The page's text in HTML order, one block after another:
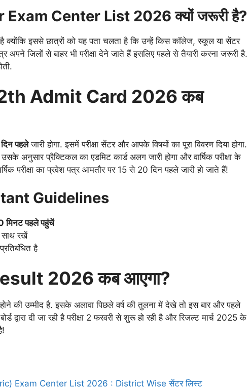
Center List 2026 क्यों जरूरी है?
इससे छात्रों को यह पता चलता है कि उन्हें किस कॉलेज, स्कूल या सेंटर
अपने जिलों से बाहर भी परीक्षा देने जाते हैं इसलिए पहले से तैयारी करना जरूरी है.
Admit Card 2026 कब
पहलेजारी होगा. इसमें परीक्षा सेंटर और आपके विषयों का पूरा विवरण दिया होगा.
अनुसार प्रैक्टिकल का एडमिट कार्ड अलग जारी होगा और वार्षिक परीक्षा के
परीक्षा का प्रवेश पत्र आमतौर पर 15 से 20 दिन पहले जारी हो जाते हैं!
Guidelines
मिनट पहले पहुंचें
साथ रखें
है
2026 कब आएगा?
की उम्मीद है. इसके अलावा पिछले वर्ष की तुलना में देखे तो इस बार और पहले
द्वारा दी जा रही है परीक्षा 2 फरवरी से शुरू हो रही है और रिजल्ट मार्च 2025 के
Exam Center List 2026 : District Wise सेंटर लिस्ट